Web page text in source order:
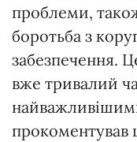
проблеми,
боротьба з
забезпечення.
вже тривалий